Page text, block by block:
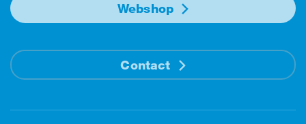
Webshop
Contact